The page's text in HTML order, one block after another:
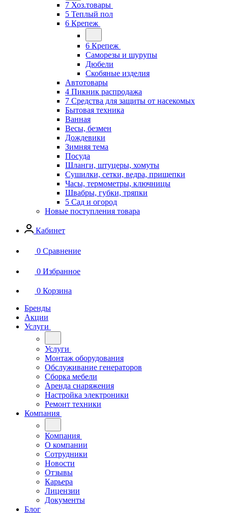
7 Хоз.товары
5 Теплый пол
6 Крепеж
6 Крепеж
Саморезы и шурупы
Дюбели
Скобяные изделия
Автотовары
4 Пикник распродажа
7 Средства для защиты от насекомых
Бытовая техника
Ванная
Весы, безмен
Дождевики
Зимняя тема
Посуда
Шланги, штуцеры, хомуты
Сушилки, сетки, ведра, прищепки
Часы, термометры, ключницы
Швабры, губки, тряпки
5 Сад и огород
Новые поступления товара
Кабинет
0 Сравнение
0 Избранное
0 Корзина
Бренды
Акции
Услуги
Услуги
Монтаж оборудования
Обслуживание генераторов
Сборка мебели
Аренда снаряжения
Настройка электроники
Ремонт техники
Компания
Компания
О компании
Сотрудники
Новости
Отзывы
Карьера
Лицензии
Документы
Блог